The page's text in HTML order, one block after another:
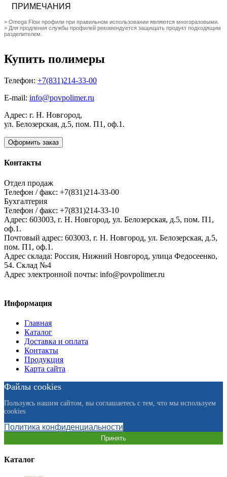
ПРИМЕЧАНИЯ
> Omega Flow профили при правильном использовании являются многоразовыми.
> Для продления службы профилей рекомендуется защищать продукт подходящим
разделителем.
Купить полимеры
Телефон: +7(831)214-33-00
E-mail: info@povpolimer.ru
Адрес: г. Н. Новгород,
ул. Белозерская, д.5, пом. П1, оф.1.
Оформить заказ
Контакты
Отдел продаж
Телефон / факс: +7(831)214-33-00
Бухгалтерия
Телефон / факс: +7(831)214-33-10
Адрес: 603003, г. Н. Новгород, ул. Белозерская, д.5, пом. П1,
оф.1.
Почтовый адрес: 603003, г. Н. Новгород, ул. Белозерская, д.5,
пом. П1, оф.1.
Адрес склада: Россия, Нижний Новгород, улица Федосеенко,
54. Склад №4
Адрес электронной почты: info@povpolimer.ru
Информация
Главная
Каталог
Доставка и оплата
Контакты
Продукция
Карта сайта
Файлы cookies
Пользуясь нашим сайтом, вы соглашаетесь с тем, что мы используем
cookies
Политика конфиденциальности
Принять
Каталог